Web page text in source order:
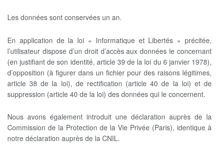
Les données sont conservées un an.
En application de la loi « Informatique et Libertés » précitée,
l’utilisateur dispose d’un droit d’accès aux données le concernant
(en justifiant de son identité, article 39 de la loi du 6 janvier 1978),
d’opposition (à figurer dans un fichier pour des raisons légitimes,
article 38 de la loi), de rectification (article 40 de la loi) et de
suppression (article 40 de la loi) des données qui le concernent.
Nous avons également introduit une déclaration auprès de la
Commission de la Protection de la Vie Privée (Paris), identique à
notre déclaration auprès de la CNIL.